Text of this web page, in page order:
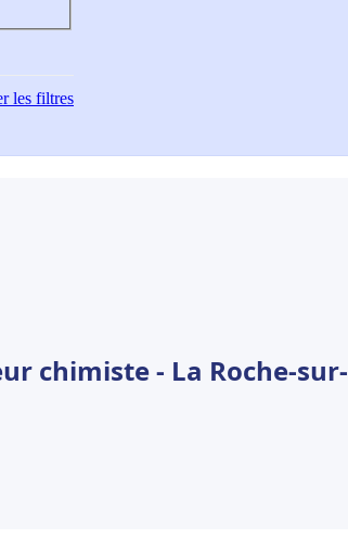
les filtres
chimiste - La Roche-sur-